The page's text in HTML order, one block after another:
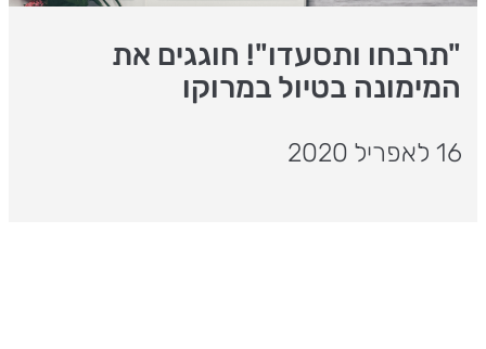
"תרבחו ותסעדו"! חוגגים את
המימונה בטיול במרוקו
16 לאפריל 2020